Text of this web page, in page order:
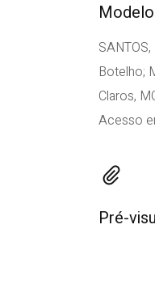
Botelho;
Claros,
Acesso
Pré-